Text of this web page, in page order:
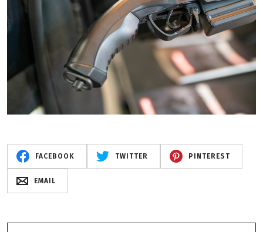
FACEBOOK TWITTER PINTEREST
EMAIL